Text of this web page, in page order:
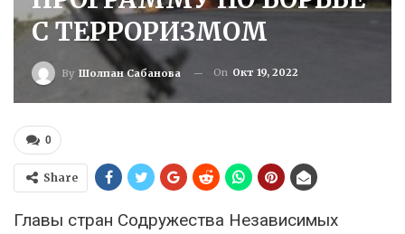
С ТЕРРОРИЗМОМ
By Шолпан Сабанова On Окт 19, 2022
0
Share
Главы стран Содружества Независимых